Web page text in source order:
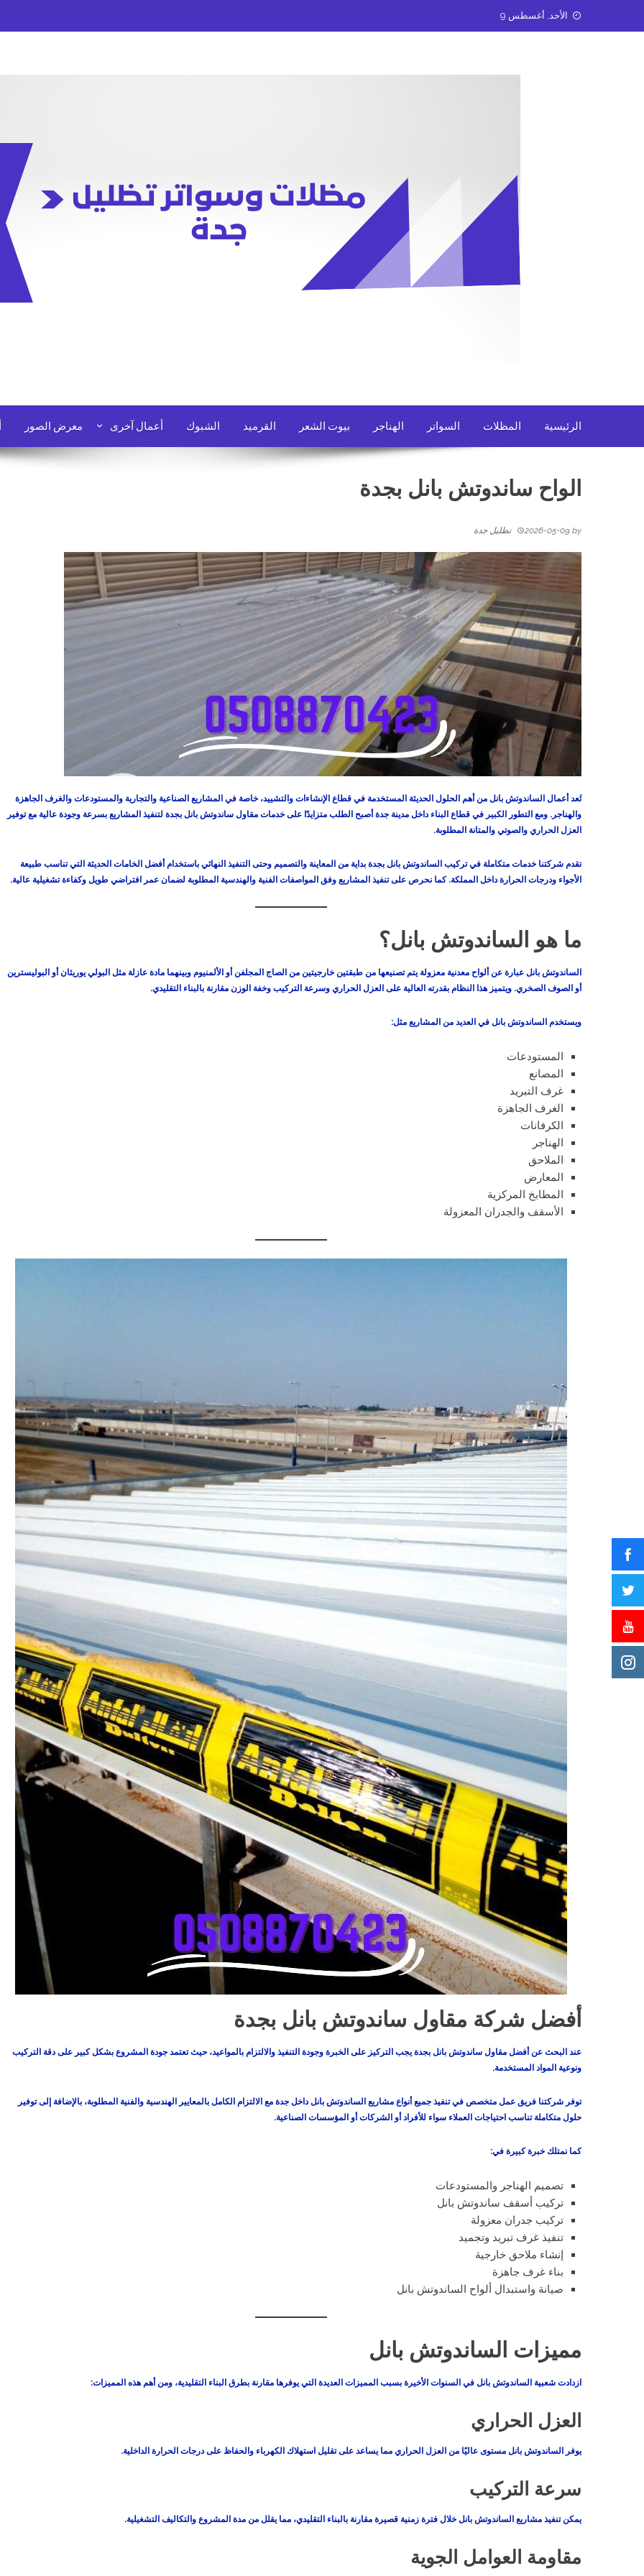
الأحد, أغسطس 9
الرئيسية المظلات السواتر الهناجر بيوت الشعر القرميد الشبوك أعمال آخرى معرض الصور
الواح ساندوتش بانل بجدة
2026-05-09 by تظليل جدة
تُعد أعمال الساندوتش بانل من أهم الحلول الحديثة المستخدمة في قطاع الإنشاءات والتشييد، خاصة في المشاريع الصناعية والتجارية والمستودعات والغرف الجاهزة
والهناجر. ومع التطور الكبير في قطاع البناء داخل مدينة جدة أصبح الطلب متزايدًا على خدمات مقاول ساندوتش بانل بجدة لتنفيذ المشاريع بسرعة وجودة عالية مع توفير
العزل الحراري والصوتي والمتانة المطلوبة.
تقدم شركتنا خدمات متكاملة في تركيب الساندوتش بانل بجدة بداية من المعاينة والتصميم وحتى التنفيذ النهائي باستخدام أفضل الخامات الحديثة التي تناسب طبيعة
الأجواء ودرجات الحرارة داخل المملكة. كما نحرص على تنفيذ المشاريع وفق المواصفات الفنية والهندسية المطلوبة لضمان عمر افتراضي طويل وكفاءة تشغيلية عالية.
ما هو الساندوتش بانل؟
الساندوتش بانل عبارة عن ألواح معدنية معزولة يتم تصنيعها من طبقتين خارجيتين من الصاج المجلفن أو الألمنيوم وبينهما مادة عازلة مثل البولي يوريثان أو البوليسترين
أو الصوف الصخري. ويتميز هذا النظام بقدرته العالية على العزل الحراري وسرعة التركيب وخفة الوزن مقارنة بالبناء التقليدي.
ويستخدم الساندوتش بانل في العديد من المشاريع مثل:
المستودعات
المصانع
غرف التبريد
الغرف الجاهزة
الكرفانات
الهناجر
الملاحق
المعارض
المطابخ المركزية
الأسقف والجدران المعزولة
أفضل شركة مقاول ساندوتش بانل بجدة
عند البحث عن أفضل مقاول ساندوتش بانل بجدة يجب التركيز على الخبرة وجودة التنفيذ والالتزام بالمواعيد، حيث تعتمد جودة المشروع بشكل كبير على دقة التركيب
ونوعية المواد المستخدمة.
توفر شركتنا فريق عمل متخصص في تنفيذ جميع أنواع مشاريع الساندوتش بانل داخل جدة مع الالتزام الكامل بالمعايير الهندسية والفنية المطلوبة، بالإضافة إلى توفير
حلول متكاملة تناسب احتياجات العملاء سواء للأفراد أو الشركات أو المؤسسات الصناعية.
كما نمتلك خبرة كبيرة في:
تصميم الهناجر والمستودعات
تركيب أسقف ساندوتش بانل
تركيب جدران معزولة
تنفيذ غرف تبريد وتجميد
إنشاء ملاحق خارجية
بناء غرف جاهزة
صيانة واستبدال ألواح الساندوتش بانل
مميزات الساندوتش بانل
ازدادت شعبية الساندوتش بانل في السنوات الأخيرة بسبب المميزات العديدة التي يوفرها مقارنة بطرق البناء التقليدية، ومن أهم هذه المميزات:
العزل الحراري
يوفر الساندوتش بانل مستوى عاليًا من العزل الحراري مما يساعد على تقليل استهلاك الكهرباء والحفاظ على درجات الحرارة الداخلية.
سرعة التركيب
يمكن تنفيذ مشاريع الساندوتش بانل خلال فترة زمنية قصيرة مقارنة بالبناء التقليدي، مما يقلل من مدة المشروع والتكاليف التشغيلية.
مقاومة العوامل الجوية